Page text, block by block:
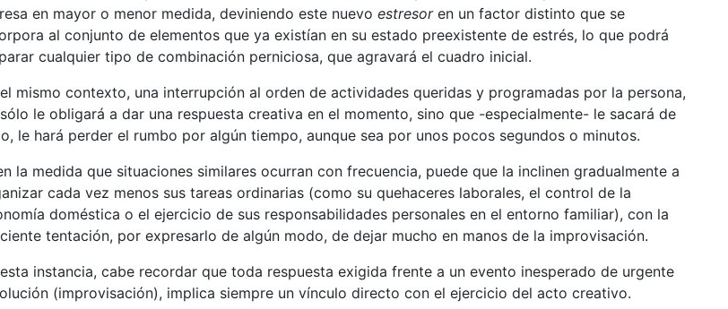
en mayor o menor medida, deviniendo este nuevo estresoren un factor distinto que se
al conjunto de elementos que ya existían en su estado preexistente de estrés, lo que podrá
cualquier tipo de combinación perniciosa, que agravará el cuadro inicial.
mismo contexto, una interrupción al orden de actividades queridas y programadas por la persona,
le obligará a dar una respuesta creativa en el momento, sino que -especialmente- le sacará de
le hará perder el rumbo por algún tiempo, aunque sea por unos pocos segundos o minutos.
la medida que situaciones similares ocurran con frecuencia, puede que la inclinen gradualmente a
cada vez menos sus tareas ordinarias (como su quehaceres laborales, el control de la
doméstica o el ejercicio de sus responsabilidades personales en el entorno familiar), con la
tentación, por expresarlo de algún modo, de dejar mucho en manos de la improvisación.
instancia, cabe recordar que toda respuesta exigida frente a un evento inesperado de urgente
(improvisación), implica siempre un vínculo directo con el ejercicio del acto creativo.